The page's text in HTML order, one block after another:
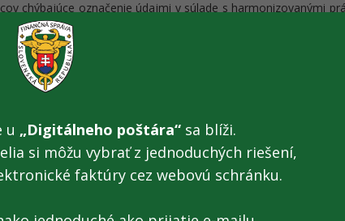
chýbajúce označenie údajmi v súlade s harmonizovanými
pôvodu, symbol triedy II alebo triedy III, ktorý je
a vlhkosti, alebo upozornenie, že reťazec je len na
nebol výrobok označený pomenovaním, obchodnou
alebo zodpovedného predajcu, výrobok taktiež nebol
alebo o dovozcovi alebo dodávateľovi a výrobok bol
Gumené rukavice neboli označené označením CE
prostriedkoch.
budú aj naďalej pokračovať v kontrolách tovaru týkajúcich sa
období. Tieto kontroly, ktoré sú vykonávané v
tovar, ktorý by mohol svojim používaním spôsobiť
u „Digitálneho poštára“ sa blíži.
si môžu vybrať z jednoduchých riešení,
faktúry cez webovú schránku.